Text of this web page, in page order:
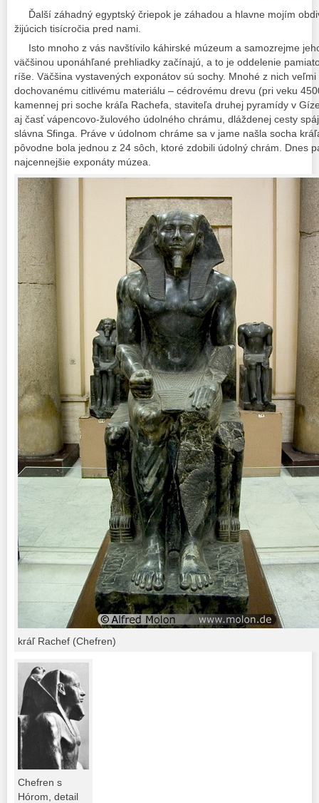
Ďalší záhadný egyptský čriepok je záhadou a hlavne mojím
žijúcich tisícročia pred nami.
Isto mnoho z vás navštívilo káhirské múzeum a samozrejme
väčšinou uponáhľané prehliadky začínajú, a to je oddelenie
ríše. Väčšina vystavených exponátov sú sochy. Mnohé z nich
dochovanému citlivému materiálu – cédrovému drevu (pri veku
kamennej pri soche kráľa Rachefa, staviteľa druhej pyramídy v
aj časť vápencovo-žulového údolného chrámu, dláždenej cesty
slávna Sfinga. Práve v údolnom chráme sa v jame našla socha
pôvodne bola jednou z 24 sôch, ktoré zdobili údolný chrám. Dnes
najcennejšie exponáty múzea.
kráľ Rachef (Chefren)
Chefren s
Hórom, detail